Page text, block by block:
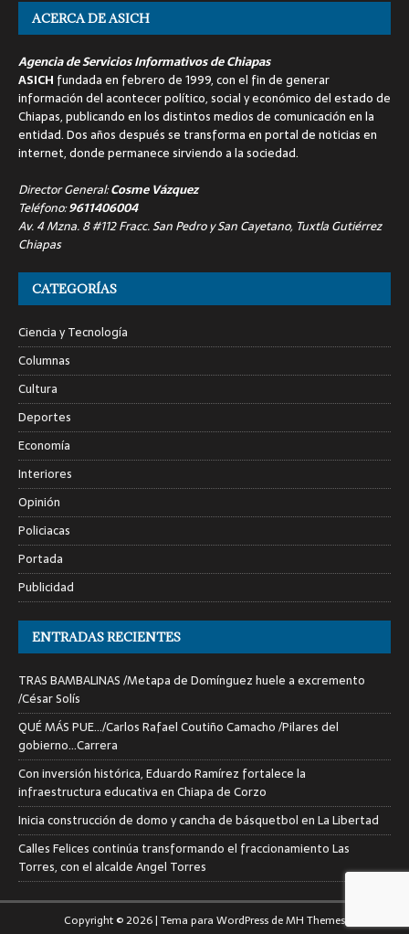
ACERCA DE ASICH
Agencia de Servicios Informativos de Chiapas
ASICH fundada en febrero de 1999, con el fin de generar
información del acontecer político, social y económico del estado de
Chiapas, publicando en los distintos medios de comunicación en la
entidad. Dos años después se transforma en portal de noticias en
internet, donde permanece sirviendo a la sociedad.
Director General:Cosme Vázquez
Teléfono:9611406004
Av. 4 Mzna. 8 #112 Fracc. San Pedro y San Cayetano, Tuxtla Gutiérrez
Chiapas
CATEGORÍAS
Ciencia y Tecnología
Columnas
Cultura
Deportes
Economía
Interiores
Opinión
Policiacas
Portada
Publicidad
ENTRADAS RECIENTES
TRAS BAMBALINAS /Metapa de Domínguez huele a excremento
/César Solís
QUÉ MÁS PUE…/Carlos Rafael Coutiño Camacho /Pilares del
gobierno…Carrera
Con inversión histórica, Eduardo Ramírez fortalece la
infraestructura educativa en Chiapa de Corzo
Inicia construcción de domo y cancha de básquetbol en La Libertad
Calles Felices continúa transformando el fraccionamiento Las
Torres, con el alcalde Angel Torres
Copyright © 2026 | Tema para WordPress deMH Themes